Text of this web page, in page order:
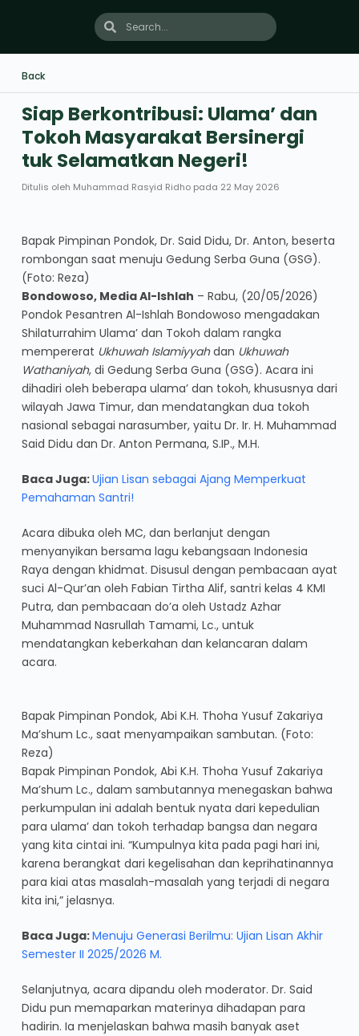
Back
Siap Berkontribusi: Ulama’ dan
Tokoh Masyarakat Bersinergi
tuk Selamatkan Negeri!
Ditulis oleh Muhammad Rasyid Ridho pada 22 May 2026
Bapak Pimpinan Pondok, Dr. Said Didu, Dr. Anton, beserta
rombongan saat menuju Gedung Serba Guna (GSG).
(Foto: Reza)
Bondowoso, Media Al-Ishlah – Rabu, (20/05/2026)
Pondok Pesantren Al-Ishlah Bondowoso mengadakan
Shilaturrahim Ulama’ dan Tokoh dalam rangka
mempererat Ukhuwah Islamiyyahdan Ukhuwah
Wathaniyah, di Gedung Serba Guna (GSG). Acara ini
dihadiri oleh beberapa ulama’ dan tokoh, khususnya dari
wilayah Jawa Timur, dan mendatangkan dua tokoh
nasional sebagai narasumber, yaitu Dr. Ir. H. Muhammad
Said Didu dan Dr. Anton Permana, S.IP., M.H.
Baca Juga:Ujian Lisan sebagai Ajang Memperkuat
Pemahaman Santri!
Acara dibuka oleh MC, dan berlanjut dengan
menyanyikan bersama lagu kebangsaan Indonesia
Raya dengan khidmat. Disusul dengan pembacaan ayat
suci Al-Qur’an oleh Fabian Tirtha Alif, santri kelas 4 KMI
Putra, dan pembacaan do’a oleh Ustadz Azhar
Muhammad Nasrullah Tamami, Lc., untuk
mendatangkan keberkahan dan kelancaran dalam
acara.
Bapak Pimpinan Pondok, Abi K.H. Thoha Yusuf Zakariya
Ma’shum Lc., saat menyampaikan sambutan. (Foto:
Reza)
Bapak Pimpinan Pondok, Abi K.H. Thoha Yusuf Zakariya
Ma’shum Lc., dalam sambutannya menegaskan bahwa
perkumpulan ini adalah bentuk nyata dari kepedulian
para ulama’ dan tokoh terhadap bangsa dan negara
yang kita cintai ini. “Kumpulnya kita pada pagi hari ini,
karena berangkat dari kegelisahan dan keprihatinannya
para kiai atas masalah-masalah yang terjadi di negara
kita ini,” jelasnya.
Baca Juga:Menuju Generasi Berilmu: Ujian Lisan Akhir
Semester II 2025/2026 M.
Selanjutnya, acara dipandu oleh moderator. Dr. Said
Didu pun memaparkan materinya dihadapan para
hadirin. Ia menjelaskan bahwa masih banyak aset